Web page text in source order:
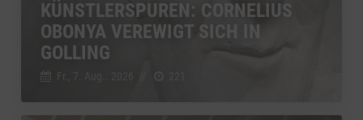
KÜNSTLERSPUREN: CORNELIUS
OBONYA VEREWIGT SICH IN
GOLLING
Fr., 7. Aug.. 2026